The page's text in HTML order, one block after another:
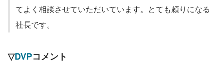
てよく相談させていただいています。とても頼りになる
社長です。
▽DVPコメント